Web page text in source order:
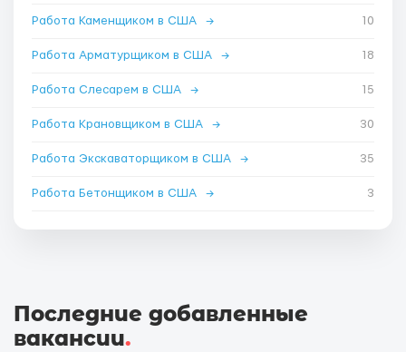
Работа Каменщиком в США → 10
Работа Арматурщиком в США → 18
Работа Слесарем в США → 15
Работа Крановщиком в США → 30
Работа Экскаваторщиком в США → 35
Работа Бетонщиком в США → 3
Последние добавленные
вакансии.